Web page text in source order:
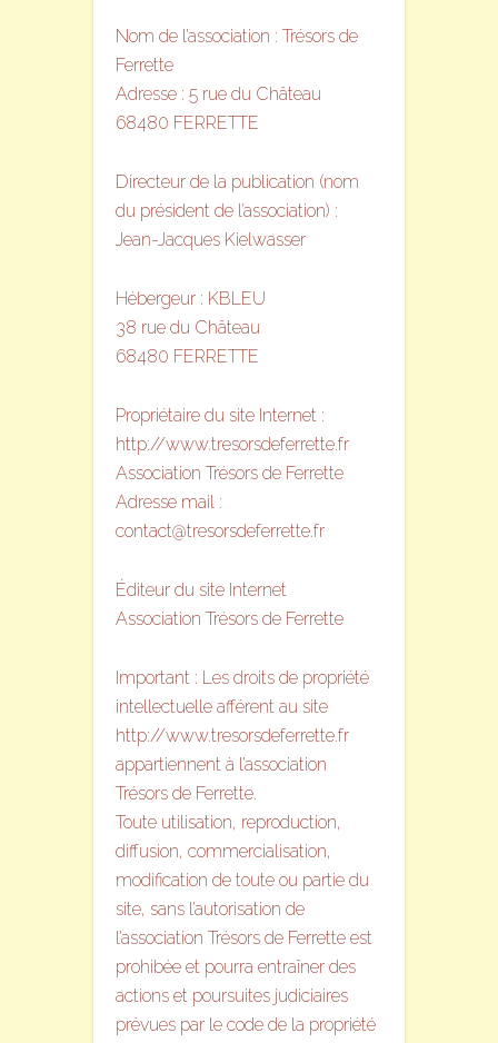
Nom de l’association : Trésors de
Ferrette
Adresse : 5 rue du Château
68480 FERRETTE
Directeur de la publication (nom
du président de l’association) :
Jean-Jacques Kielwasser
Hébergeur : KBLEU
38 rue du Château
68480 FERRETTE
Propriétaire du site Internet :
http://www.tresorsdeferrette.fr
Association Trésors de Ferrette
Adresse mail :
contact@tresorsdeferrette.fr
Éditeur du site Internet
Association Trésors de Ferrette
Important : Les droits de propriété
intellectuelle afférent au site
http://www.tresorsdeferrette.fr
appartiennent à l’association
Trésors de Ferrette.
Toute utilisation, reproduction,
diffusion, commercialisation,
modification de toute ou partie du
site, sans l’autorisation de
l’association Trésors de Ferrette est
prohibée et pourra entraîner des
actions et poursuites judiciaires
prévues par le code de la propriété